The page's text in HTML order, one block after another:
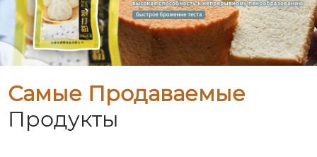
Самые Продаваемые
Продукты